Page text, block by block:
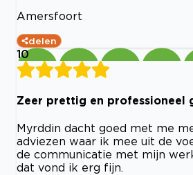
Amersfoort
delen
10
Zeer prettig en professioneel
Myrddin dacht goed met me
adviezen waar ik mee uit de
de communicatie met mijn
dat vond ik erg fijn.